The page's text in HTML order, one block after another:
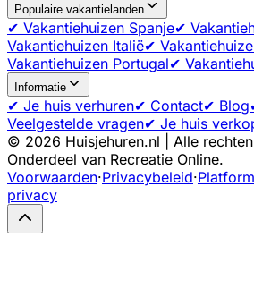
Populaire vakantielanden
✔ Vakantiehuizen Spanje✔
Vakantiehuizen Italië✔
Vakantiehuizen Portugal✔
Informatie
✔ Je huis verhuren✔ Contact✔ Blog
Veelgestelde vragen✔ Je huis
© 2026 Huisjehuren.nl | Alle
Onderdeel van Recreatie Online.
Voorwaarden·Privacybeleid·
privacy